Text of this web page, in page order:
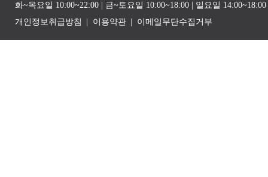
화~목요일 10:00~22:00 | 금~토요일 10:00~18:00 | 일요일
개인정보취급방침
이용약관 이메일무단수집거부